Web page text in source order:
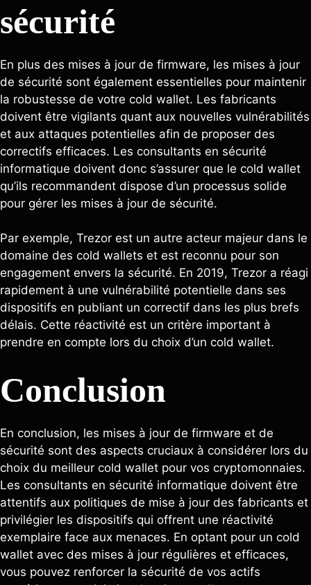
sécurité
En plus des mises à jour de firmware, les mises à jour
de sécurité sont également essentielles pour maintenir
la robustesse de votre cold wallet. Les fabricants
doivent être vigilants quant aux nouvelles vulnérabilités
et aux attaques potentielles afin de proposer des
correctifs efficaces. Les consultants en sécurité
informatique doivent donc s’assurer que le cold wallet
qu’ils recommandent dispose d’un processus solide
pour gérer les mises à jour de sécurité.
Par exemple, Trezor est un autre acteur majeur dans le
domaine des cold wallets et est reconnu pour son
engagement envers la sécurité. En 2019, Trezor a réagi
rapidement à une vulnérabilité potentielle dans ses
dispositifs en publiant un correctif dans les plus brefs
délais. Cette réactivité est un critère important à
prendre en compte lors du choix d’un cold wallet.
Conclusion
En conclusion, les mises à jour de firmware et de
sécurité sont des aspects cruciaux à considérer lors du
choix du meilleur cold wallet pour vos cryptomonnaies.
Les consultants en sécurité informatique doivent être
attentifs aux politiques de mise à jour des fabricants et
privilégier les dispositifs qui offrent une réactivité
exemplaire face aux menaces. En optant pour un cold
wallet avec des mises à jour régulières et efficaces,
vous pouvez renforcer la sécurité de vos actifs